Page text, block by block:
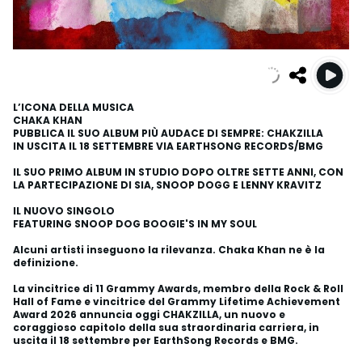
L’ICONA DELLA MUSICA
CHAKA KHAN
PUBBLICA IL SUO ALBUM PIÙ AUDACE DI SEMPRE: CHAKZILLA
IN USCITA IL 18 SETTEMBRE VIA EARTHSONG RECORDS/BMG
IL SUO PRIMO ALBUM IN STUDIO DOPO OLTRE SETTE ANNI, CON
LA PARTECIPAZIONE DI SIA, SNOOP DOGG E LENNY KRAVITZ
IL NUOVO SINGOLO
FEATURING SNOOP DOG BOOGIE'S IN MY SOUL
Alcuni artisti inseguono la rilevanza. Chaka Khan ne è la
definizione.
La vincitrice di 11 Grammy Awards, membro della Rock & Roll
Hall of Fame e vincitrice del Grammy Lifetime Achievement
Award 2026 annuncia oggi CHAKZILLA, un nuovo e
coraggioso capitolo della sua straordinaria carriera, in
uscita il 18 settembre per EarthSong Records e BMG.